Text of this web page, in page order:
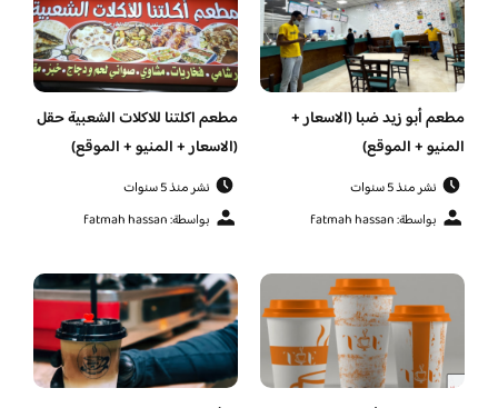
مطعم أبو زيد ضبا (الاسعار +
المنيو + الموقع)
نشر منذ 5 سنوات
بواسطة: fatmah hassan
مطعم اكلتنا للاكلات الشعبية حقل
(الاسعار + المنيو + الموقع)
نشر منذ 5 سنوات
بواسطة: fatmah hassan